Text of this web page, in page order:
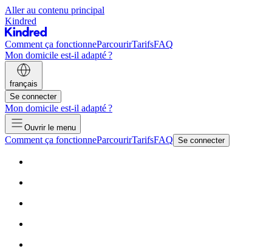
Aller au contenu principal
Kindred
Comment ça fonctionneParcourirTarifsFAQ
Mon domicile est-il adapté ?
français
Se connecter
Mon domicile est-il adapté ?
Ouvrir le menu
Comment ça fonctionneParcourirTarifsFAQ Se connecter